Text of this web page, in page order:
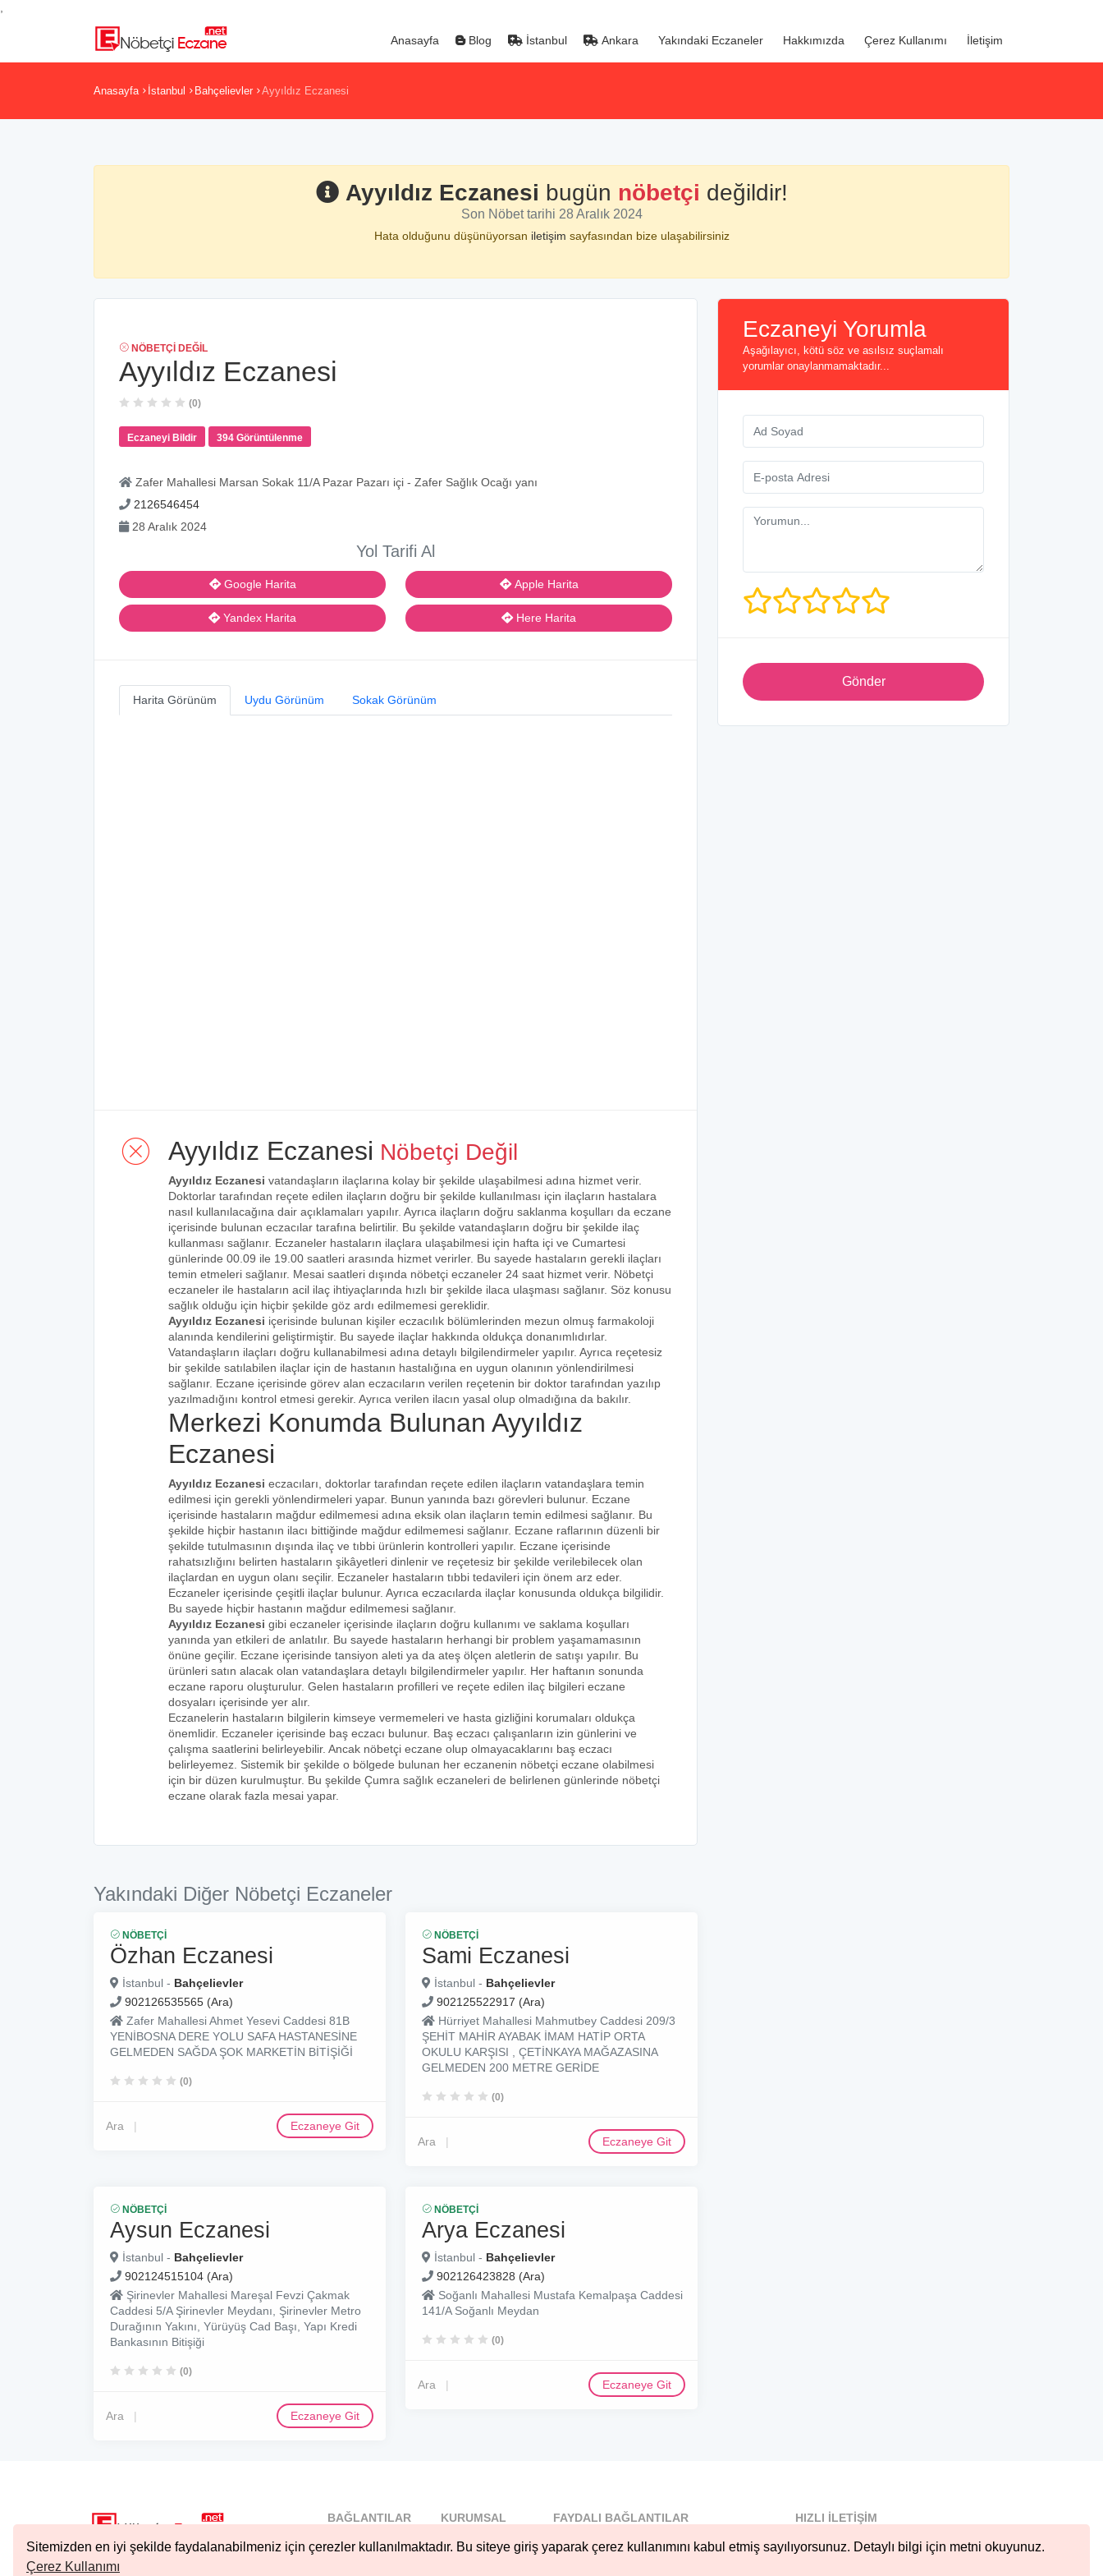
Sitemizden en iyi şekilde faydalanabilmeniz için çerezler kullanılmaktadır. Bu siteye giriş yaparak çerez kullanımını kabul etmiş sayılıyorsunuz. Detaylı bilgi için metni okuyunuz.
Çerez Kullanımı
Anasayfa Blog İstanbul Ankara Yakındaki Eczaneler Hakkımızda Çerez Kullanımı İletişim
Anasayfa İstanbul Bahçelievler Ayyıldız Eczanesi
Ayyıldız Eczanesi bugün nöbetçi değildir!
Son Nöbet tarihi 28 Aralık 2024
Hata olduğunu düşünüyorsan iletişim sayfasından bize ulaşabilirsiniz
NÖBETÇI DEĞIL
Ayyıldız Eczanesi
(0)
Eczaneyi Bildir 394 Görüntülenme
Zafer Mahallesi Marsan Sokak 11/A Pazar Pazarı içi - Zafer Sağlık Ocağı yanı
2126546454
28 Aralık 2024
Yol Tarifi Al
Google Harita
Yandex Harita
Apple Harita
Here Harita
Harita Görünüm Uydu Görünüm Sokak Görünüm
Ayyıldız Eczanesi Nöbetçi Değil
Ayyıldız Eczanesi vatandaşların ilaçlarına kolay bir şekilde ulaşabilmesi adına hizmet verir.
Doktorlar tarafından reçete edilen ilaçların doğru bir şekilde kullanılması için ilaçların hastalara
nasıl kullanılacağına dair açıklamaları yapılır. Ayrıca ilaçların doğru saklanma koşulları da eczane
içerisinde bulunan eczacılar tarafına belirtilir. Bu şekilde vatandaşların doğru bir şekilde ilaç
kullanması sağlanır. Eczaneler hastaların ilaçlara ulaşabilmesi için hafta içi ve Cumartesi
günlerinde 00.09 ile 19.00 saatleri arasında hizmet verirler. Bu sayede hastaların gerekli ilaçları
temin etmeleri sağlanır. Mesai saatleri dışında nöbetçi eczaneler 24 saat hizmet verir. Nöbetçi
eczaneler ile hastaların acil ilaç ihtiyaçlarında hızlı bir şekilde ilaca ulaşması sağlanır. Söz konusu
sağlık olduğu için hiçbir şekilde göz ardı edilmemesi gereklidir.
Ayyıldız Eczanesi içerisinde bulunan kişiler eczacılık bölümlerinden mezun olmuş farmakoloji
alanında kendilerini geliştirmiştir. Bu sayede ilaçlar hakkında oldukça donanımlıdırlar.
Vatandaşların ilaçları doğru kullanabilmesi adına detaylı bilgilendirmeler yapılır. Ayrıca reçetesiz
bir şekilde satılabilen ilaçlar için de hastanın hastalığına en uygun olanının yönlendirilmesi
sağlanır. Eczane içerisinde görev alan eczacıların verilen reçetenin bir doktor tarafından yazılıp
yazılmadığını kontrol etmesi gerekir. Ayrıca verilen ilacın yasal olup olmadığına da bakılır.
Merkezi Konumda Bulunan Ayyıldız
Eczanesi
Ayyıldız Eczanesi eczacıları, doktorlar tarafından reçete edilen ilaçların vatandaşlara temin
edilmesi için gerekli yönlendirmeleri yapar. Bunun yanında bazı görevleri bulunur. Eczane
içerisinde hastaların mağdur edilmemesi adına eksik olan ilaçların temin edilmesi sağlanır. Bu
şekilde hiçbir hastanın ilacı bittiğinde mağdur edilmemesi sağlanır. Eczane raflarının düzenli bir
şekilde tutulmasının dışında ilaç ve tıbbi ürünlerin kontrolleri yapılır. Eczane içerisinde
rahatsızlığını belirten hastaların şikâyetleri dinlenir ve reçetesiz bir şekilde verilebilecek olan
ilaçlardan en uygun olanı seçilir. Eczaneler hastaların tıbbi tedavileri için önem arz eder.
Eczaneler içerisinde çeşitli ilaçlar bulunur. Ayrıca eczacılarda ilaçlar konusunda oldukça bilgilidir.
Bu sayede hiçbir hastanın mağdur edilmemesi sağlanır.
Ayyıldız Eczanesi gibi eczaneler içerisinde ilaçların doğru kullanımı ve saklama koşulları
yanında yan etkileri de anlatılır. Bu sayede hastaların herhangi bir problem yaşamamasının
önüne geçilir. Eczane içerisinde tansiyon aleti ya da ateş ölçen aletlerin de satışı yapılır. Bu
ürünleri satın alacak olan vatandaşlara detaylı bilgilendirmeler yapılır. Her haftanın sonunda
eczane raporu oluşturulur. Gelen hastaların profilleri ve reçete edilen ilaç bilgileri eczane
dosyaları içerisinde yer alır.
Eczanelerin hastaların bilgilerin kimseye vermemeleri ve hasta gizliğini korumaları oldukça
önemlidir. Eczaneler içerisinde baş eczacı bulunur. Baş eczacı çalışanların izin günlerini ve
çalışma saatlerini belirleyebilir. Ancak nöbetçi eczane olup olmayacaklarını baş eczacı
belirleyemez. Sistemik bir şekilde o bölgede bulunan her eczanenin nöbetçi eczane olabilmesi
için bir düzen kurulmuştur. Bu şekilde Çumra sağlık eczaneleri de belirlenen günlerinde nöbetçi
eczane olarak fazla mesai yapar.
Yakındaki Diğer Nöbetçi Eczaneler
NÖBETÇI
Özhan Eczanesi
İstanbul - Bahçelievler
902126535565 (Ara)
Zafer Mahallesi Ahmet Yesevi Caddesi 81B
YENİBOSNA DERE YOLU SAFA HASTANESİNE
GELMEDEN SAĞDA ŞOK MARKETİN BİTİŞİĞİ
(0)
Ara Eczaneye Git
NÖBETÇI
Sami Eczanesi
İstanbul - Bahçelievler
902125522917 (Ara)
Hürriyet Mahallesi Mahmutbey Caddesi 209/3
ŞEHİT MAHİR AYABAK İMAM HATİP ORTA
OKULU KARŞISI , ÇETİNKAYA MAĞAZASINA
GELMEDEN 200 METRE GERİDE
(0)
Ara Eczaneye Git
NÖBETÇI
Aysun Eczanesi
İstanbul - Bahçelievler
902124515104 (Ara)
Şirinevler Mahallesi Mareşal Fevzi Çakmak
Caddesi 5/A Şirinevler Meydanı, Şirinevler Metro
Durağının Yakını, Yürüyüş Cad Başı, Yapı Kredi
Bankasının Bitişiği
(0)
Ara Eczaneye Git
NÖBETÇI
Arya Eczanesi
İstanbul - Bahçelievler
902126423828 (Ara)
Soğanlı Mahallesi Mustafa Kemalpaşa Caddesi
141/A Soğanlı Meydan
(0)
Ara Eczaneye Git
Eczaneyi Yorumla
Aşağılayıcı, kötü söz ve asılsız suçlamalı
yorumlar onaylanmamaktadır...
Gönder
Copyright © 2023 Tüm Hakları Saklıdır.
BAĞLANTILAR
Nöbetçi...
KURUMSAL
Hakkımızda
FAYDALI BAĞLANTILAR
HIZLI İLETIŞIM